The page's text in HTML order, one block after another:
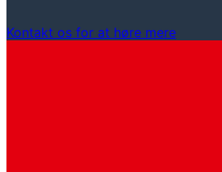
Kontakt os for at høre mere